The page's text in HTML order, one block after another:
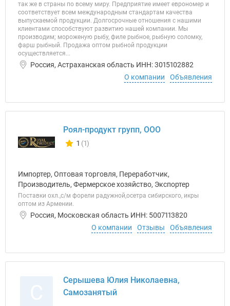
так же в страны по всему миру. Предприятие имеет еврономер и
соответствует всем международным стандартам качества
выпускаемой продукции. Долгосрочные отношения с нашими
клиентами способствуют развитию нашей компании. Мы
производим; мороженую рыбу, филе рыбное, рыбную соломку,
фарш рыбный. Продажа оптом рыбной продукции
осуществляется...
Россия, Астраханская область ИНН: 3015102882
О компании
Объявления
Роял-продукт групп, ООО
Количество отзывов у компании всего и сегодня
1 (1)
Импортер, Оптовая торговля, Переработчик,
Производитель, Фермерское хозяйство, Экспортер
Поставки охл.,с/м форели радужной,осетра сибирского, икры
оптом из Армении.
Россия, Московская область ИНН: 5007113820
О компании
Отзывы Объявления
Серышева Юлия Николаевна,
Самозанятый